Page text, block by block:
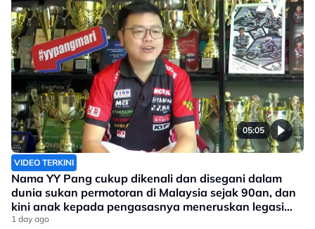
05:05
VIDEO TERKINI
Nama YY Pang cukup dikenali dan disegani dalam
dunia sukan permotoran di Malaysia sejak 90an, dan
kini anak kepada pengasasnya meneruskan legasi
yang telah ditinggalkan
1 day ago